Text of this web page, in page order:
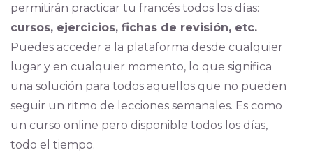
permitirán practicar tu francés todos los días:
cursos, ejercicios, fichas de revisión, etc.
Puedes acceder a la plataforma desde cualquier
lugar y en cualquier momento, lo que significa
una solución para todos aquellos que no pueden
seguir un ritmo de lecciones semanales. Es como
un curso online pero disponible todos los días,
todo el tiempo.